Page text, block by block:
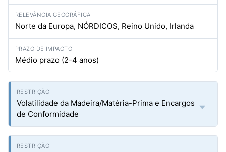
Norte da Europa, NÓRDICOS, Reino Unido, Irlanda
Médio prazo (2-4 anos)
Volatilidade da Madeira/Matéria-Prima e Encargos
de Conformidade